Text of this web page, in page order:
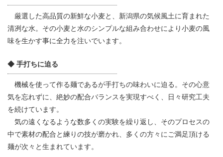
厳選した高品質の新鮮な小麦と、新潟県の気候風土に育まれた
清冽な水。その小麦と水のシンプルな組み合わせにより小麦の風
味を生かす事に全力を注いでいます。
◆ 手打ちに迫る
機械を使って作る麺であるが手打ちの味わいに迫る。その心意
気を忘れずに、絶妙の配合バランスを実現すべく、日々研究工夫
を続けています。
気の遠くなるような数多くの実験を繰り返し、そのプロセスの
中で素材の配合と練りの技が磨かれ、多くの方々にご満足頂ける
麺が次々と生まれています。